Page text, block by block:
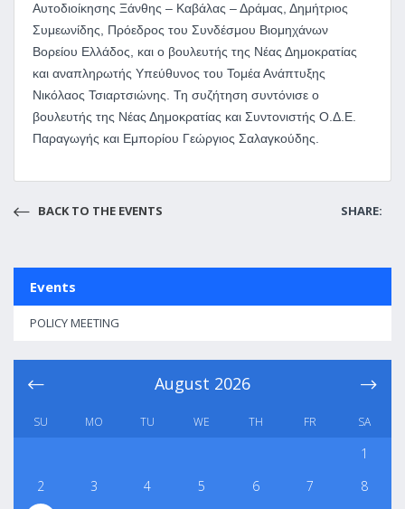
Αυτοδιοίκησης Ξάνθης – Καβάλας – Δράμας, Δημήτριος
Συμεωνίδης, Πρόεδρος του Συνδέσμου Βιομηχάνων
Βορείου Ελλάδος, και ο βουλευτής της Νέας Δημοκρατίας
και αναπληρωτής Υπεύθυνος του Τομέα Ανάπτυξης
Νικόλαος Τσιαρτσιώνης. Τη συζήτηση συντόνισε ο
βουλευτής της Νέας Δημοκρατίας και Συντονιστής Ο.Δ.Ε.
Παραγωγής και Εμπορίου Γεώργιος Σαλαγκούδης.
BACK TO THE EVENTS SHARE:
Events
POLICY MEETING
August 2026
SU MO TU WE TH FR SA
1
2
3 4 5 6 7
8